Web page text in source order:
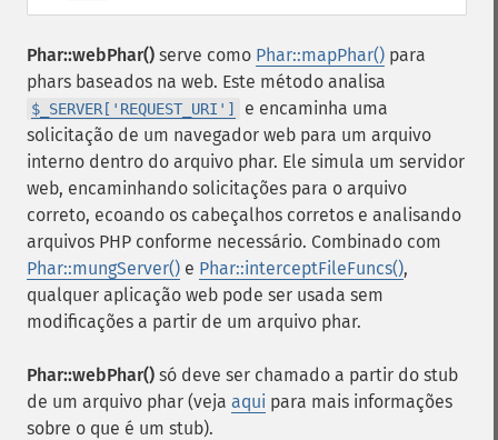
Phar::webPhar() serve como Phar::mapPhar() para
phars baseados na web. Este método analisa
$_SERVER['REQUEST_URI']
e encaminha uma
solicitação de um navegador web para um arquivo
interno dentro do arquivo phar. Ele simula um servidor
web, encaminhando solicitações para o arquivo
correto, ecoando os cabeçalhos corretos e analisando
arquivos PHP conforme necessário. Combinado com
Phar::mungServer() e Phar::interceptFileFuncs(),
qualquer aplicação web pode ser usada sem
modificações a partir de um arquivo phar.
Phar::webPhar() só deve ser chamado a partir do stub
de um arquivo phar (veja aqui para mais informações
sobre o que é um stub).